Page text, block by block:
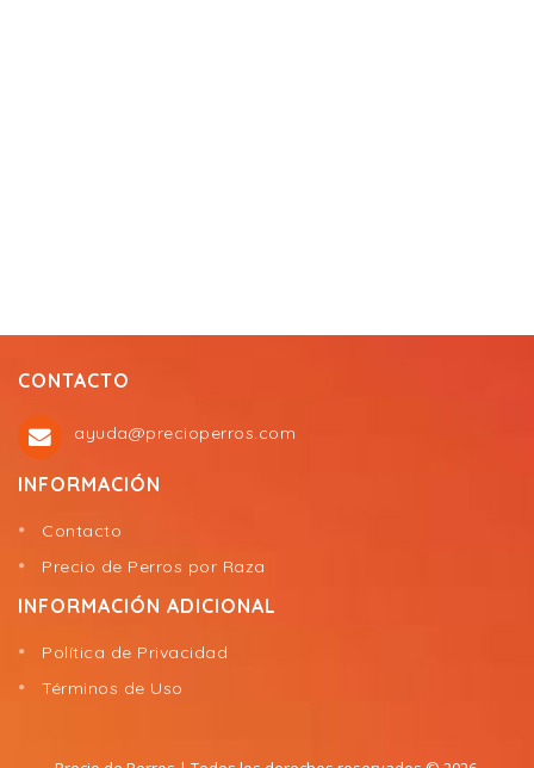
CONTACTO
ayuda@precioperros.com
INFORMACIÓN
Contacto
Precio de Perros por Raza
INFORMACIÓN ADICIONAL
Política de Privacidad
Términos de Uso